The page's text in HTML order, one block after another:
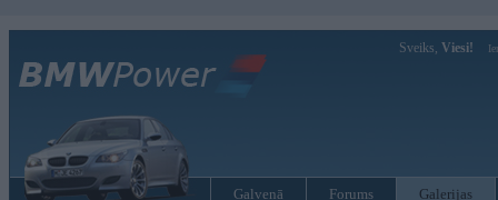
Sveiks, Viesi!
Galvenā Forums Galerijas